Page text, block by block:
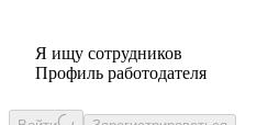
Я ищу сотрудников
Профиль работодателя